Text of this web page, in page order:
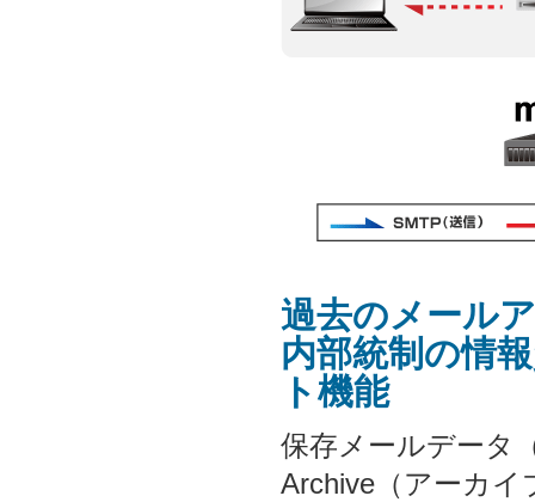
過去のメール
内部統制の情
ト機能
保存メールデータ
Archive（アーカイ